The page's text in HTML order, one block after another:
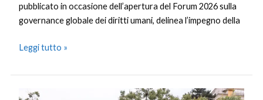
pubblicato in occasione dell’apertura del Forum 2026 sulla
governance globale dei diritti umani, delinea l’impegno della
Leggi tutto »
Studio